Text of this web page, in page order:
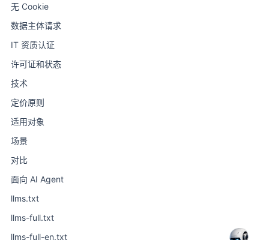
无 Cookie
数据主体请求
IT 资质认证
许可证和状态
技术
定价原则
适用对象
场景
对比
面向 AI Agent
llms.txt
llms-full.txt
llms-full-en.txt